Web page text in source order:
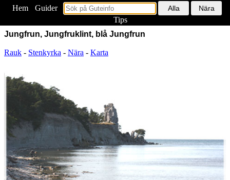
Hem
Guider
Tips
Jungfrun, Jungfruklint, blå Jungfrun
Rauk - Stenkyrka - Nära - Karta